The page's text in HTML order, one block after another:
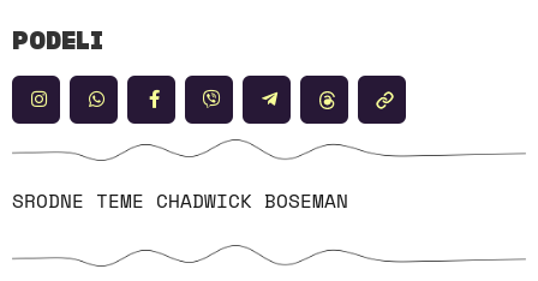
PODELI
SRODNE TEME CHADWICK BOSEMAN